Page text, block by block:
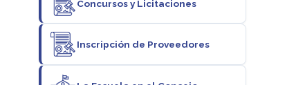
Concursos y Licitaciones
Inscripción de Proveedores